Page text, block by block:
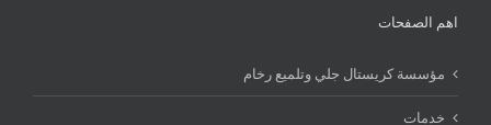
اهم الصفحات
مؤسسة كريستال جلي وتلميع رخام
خدمات